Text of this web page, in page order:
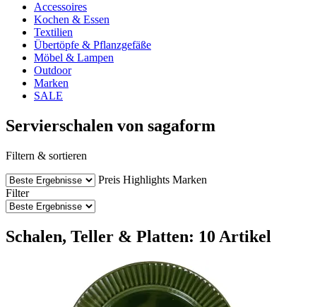
Accessoires
Kochen & Essen
Textilien
Übertöpfe & Pflanzgefäße
Möbel & Lampen
Outdoor
Marken
SALE
Servierschalen von sagaform
Filtern & sortieren
Preis Highlights Marken
Filter
Schalen, Teller & Platten: 10 Artikel